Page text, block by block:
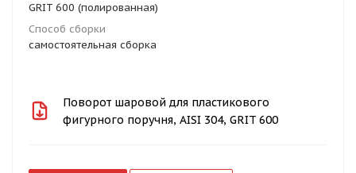
GRIT 600 (полированная)
Способ сборки
самостоятельная сборка
Поворот шаровой для пластикового
фигурного поручня, AISI 304, GRIT 600